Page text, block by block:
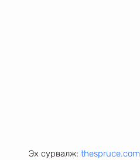
Эх сурвалж: thespruce.com